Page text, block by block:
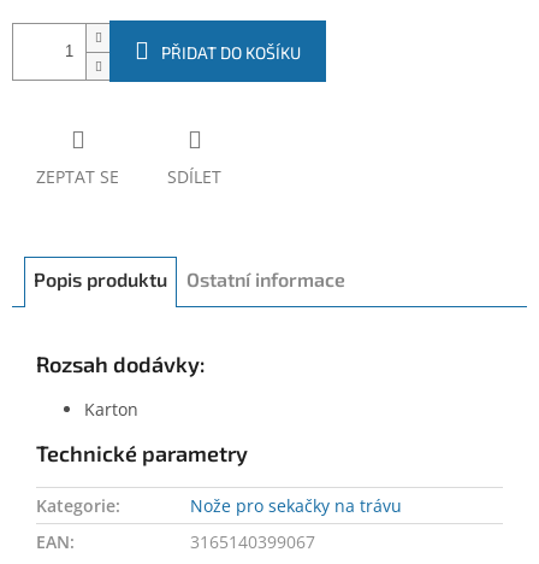
PŘIDAT DO KOŠÍKU
ZEPTAT SE SDÍLET
Popis produktu Ostatní informace
Rozsah dodávky:
Karton
Technické parametry
Kategorie:
Nože pro sekačky na trávu
EAN: 3165140399067